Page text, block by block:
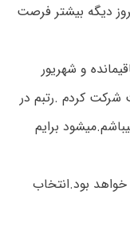
دیگه بیشتر فرصت
و شهریور
شرکت کردم .رتبم در
برایم
خواهد بود.انتخاب